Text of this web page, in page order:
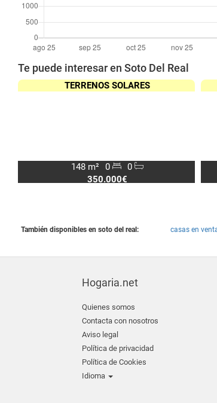
Te puede interesar en Soto Del Real
TERRENOS SOLARES
148 m² 0
0
350.000€
También disponibles en soto del real: casas en
Hogaria.net
Quienes somos
Contacta con nosotros
Aviso legal
Política de privacidad
Política de Cookies
Idioma